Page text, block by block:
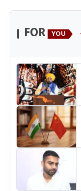
FOR YOU